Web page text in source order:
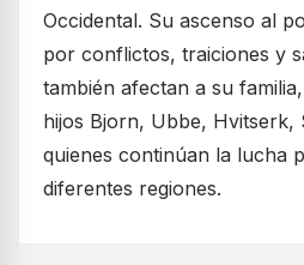
Occidental. Su ascenso al
por conflictos, traiciones y
también afectan a su
hijos Bjorn, Ubbe, Hvitserk,
quienes continúan la lucha
diferentes regiones.